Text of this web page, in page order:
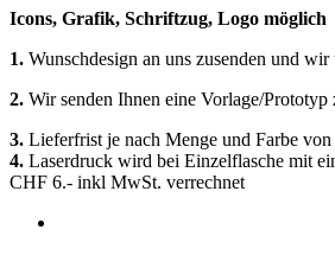
Icons, Grafik, Schriftzug, Logo möglich
1. Wunschdesign an uns zusenden und
2. Wir senden Ihnen eine Vorlage/Prototyp
3. Lieferfrist je nach Menge und Farbe
4. Laserdruck wird bei Einzelflasche mit
CHF 6.- inkl MwSt. verrechnet